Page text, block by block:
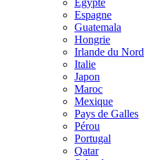
Egypte
Espagne
Guatemala
Hongrie
Irlande du Nord
Italie
Japon
Maroc
Mexique
Pays de Galles
Pérou
Portugal
Qatar